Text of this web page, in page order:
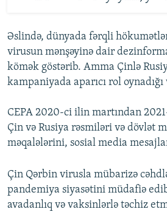
Əslində, dünyada fərqli
virusun mənşəyinə dair
kömək göstərib. Amma Çinlə
kampaniyada aparıcı rol
CEPA 2020-ci ilin martından
Çin və Rusiya rəsmiləri və dövlət
məqalələrini, sosial media
Çin Qərbin virusla mübarizə
pandemiya siyasətini müdafiə
avadanlıq və vaksinlərlə təchiz